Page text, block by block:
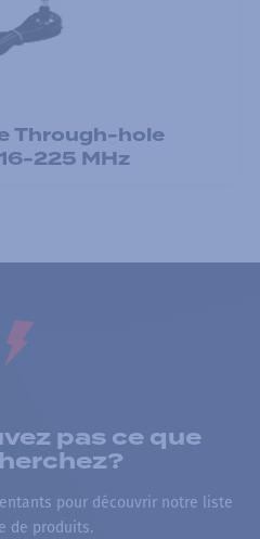
Through-hole
225 MHz
pas ce que
pour découvrir notre liste
de produits.